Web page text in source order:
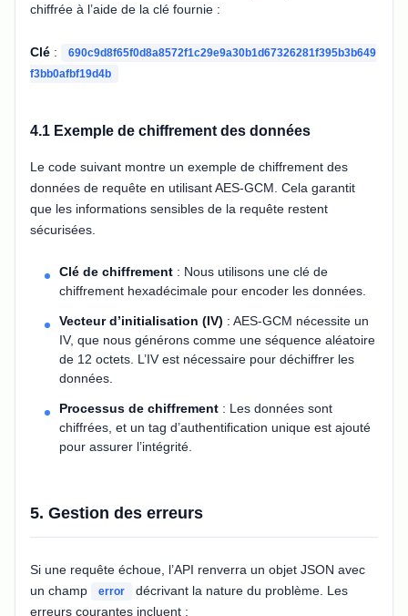
chiffrée à l’aide de la clé fournie :
Clé :
690c9d8f65f0d8a8572f1c29e9a30b1d67326281f395b3b649
f3bb0afbf19d4b
4.1 Exemple de chiffrement des données
Le code suivant montre un exemple de chiffrement des
données de requête en utilisant AES-GCM. Cela garantit
que les informations sensibles de la requête restent
sécurisées.
Clé de chiffrement : Nous utilisons une clé de
chiffrement hexadécimale pour encoder les données.
Vecteur d’initialisation (IV) : AES-GCM nécessite un
IV, que nous générons comme une séquence aléatoire
de 12 octets. L’IV est nécessaire pour déchiffrer les
données.
Processus de chiffrement : Les données sont
chiffrées, et un tag d’authentification unique est ajouté
pour assurer l’intégrité.
5. Gestion des erreurs
Si une requête échoue, l’API renverra un objet JSON avec
un champ
error
décrivant la nature du problème. Les
erreurs courantes incluent :